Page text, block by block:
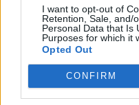
I want to opt-out of
Retention, Sale, and/
Personal Data that Is
Purposes for which it
Opted Out
CONFIRM
skutečných podvodníků
Přihlásit se a odpovědět